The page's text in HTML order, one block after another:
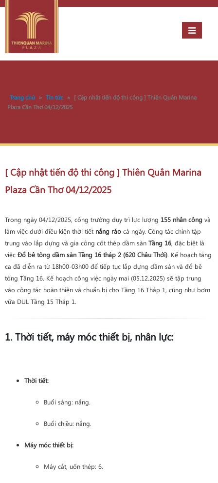
Trang chủ » Tin tức » [ Cập nhật tiến độ thi công ] Thiên Quân Marina
Plaza Cần Thơ 04/12/2025
[ Cập nhật tiến độ thi công ] Thiên Quân Marina
Plaza Cần Thơ 04/12/2025
Trong ngày 04/12/2025, công trường duy trì lực lượng 155 nhân công và
làm việc dưới điều kiện thời tiết nắng ráo cả ngày. Công tác chính tập
trung vào lắp dựng và gia công cốt thép dầm sàn Tầng 16, đặc biệt là
việc Đổ bê tông dầm sàn Tầng 16 tháp 2 (620 Châu Thới). Kế hoạch tăng
ca đã diễn ra từ 18h00-03h00 để tiếp tục lắp dựng dầm sàn và đổ bê
tông Tầng 16. Kế hoạch công việc ngày mai (05.12.2025) sẽ tập trung
vào công tác hoàn thiện và chuẩn bị cho Tầng 16 Tháp 1, cũng như bơm
vữa DUL Tầng 15 Tháp 1.
1. Thời tiết, máy móc thiết bị, nhân lực:
Thời tiết:
Buổi sáng: nắng.
Buổi chiều: nắng.
Máy móc thiết bị:
Máy cắt, uốn thép: 6.